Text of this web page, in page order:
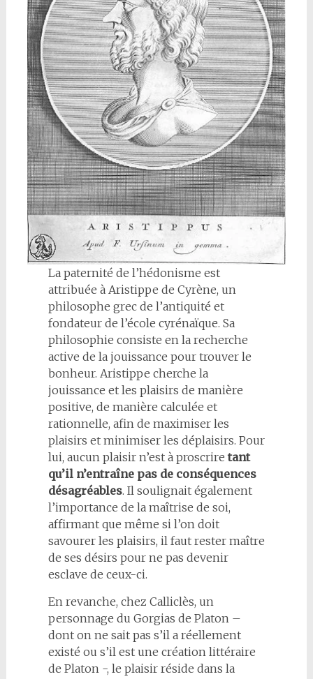
La paternité de l’hédonisme est
attribuée à Aristippe de Cyrène, un
philosophe grec de l’antiquité et
fondateur de l’école cyrénaïque. Sa
philosophie consiste en la recherche
active de la jouissance pour trouver le
bonheur. Aristippe cherche la
jouissance et les plaisirs de manière
positive, de manière calculée et
rationnelle, afin de maximiser les
plaisirs et minimiser les déplaisirs. Pour
lui, aucun plaisir n’est à proscriretant
qu’il n’entraîne pas de conséquences
désagréables. Il soulignait également
l’importance de la maîtrise de soi,
affirmant que même si l’on doit
savourer les plaisirs, il faut rester maître
de ses désirs pour ne pas devenir
esclave de ceux-ci.
En revanche, chez Calliclès, un
personnage du Gorgias de Platon –
dont on ne sait pas s’il a réellement
existé ou s’il est une création littéraire
de Platon -, le plaisir réside dans la